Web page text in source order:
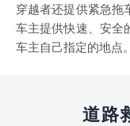
穿越者还提供紧急拖
车主提供快速、安全
车主自己指定的地点。
道路